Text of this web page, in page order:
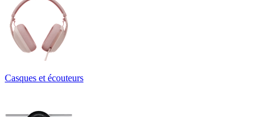
Casques et écouteurs